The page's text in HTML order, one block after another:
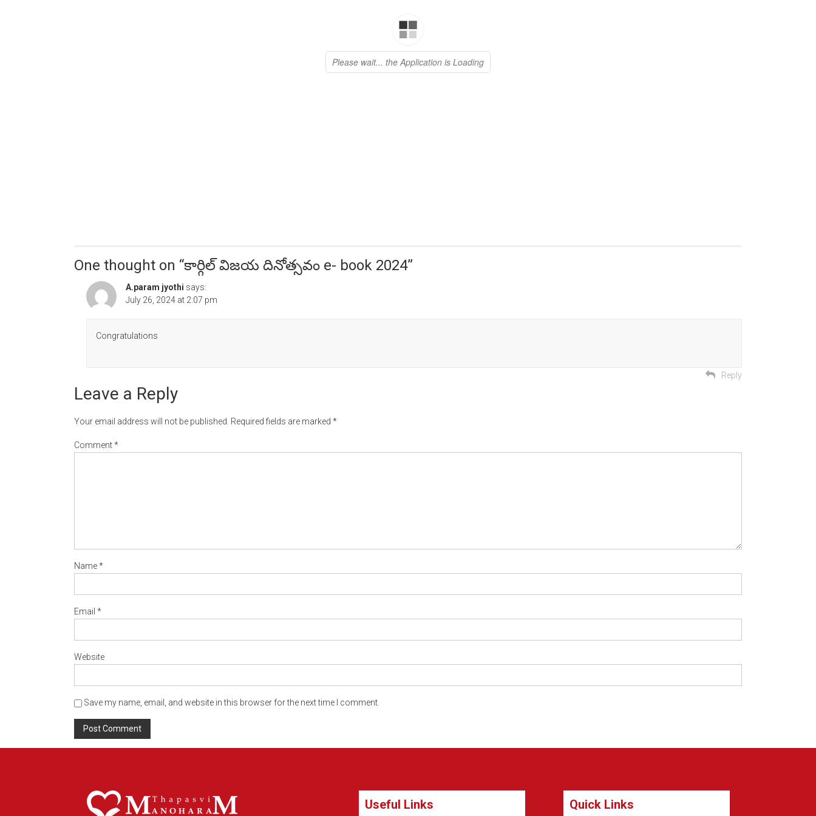
One thought on “కార్గిల్ విజయ దినోత్సవం e- book 2024”
A.param jyothi says:
July 26, 2024 at 2:07 pm
Congratulations
Reply
Leave a Reply
Your email address will not be published. Required fields are marked *
Comment*
Name*
Email *
Website
Save my name, email, and website in this browser for the next time I comment.
Useful Links Quick Links